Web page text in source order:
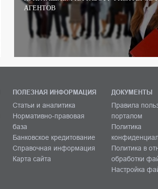
АГЕНТОВ
ПОЛЕЗНАЯ ИНФОРМАЦИЯ
Статьи и аналитика
Нормативно-правовая
база
Банковское кредитование
Справочная информация
Карта сайта
ДОКУМЕНТЫ
Правила
порталом
Политика
Политика в
обработки
Настройка